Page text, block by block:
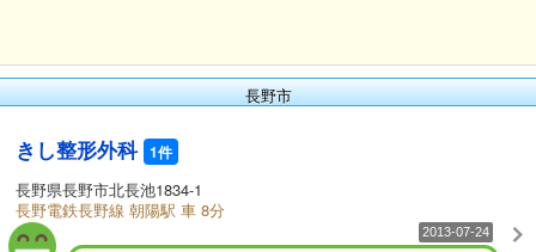
長野市
きし整形外科 1件
長野県長野市北長池1834-1
長野電鉄長野線 朝陽駅 車 8分
2013-07-24